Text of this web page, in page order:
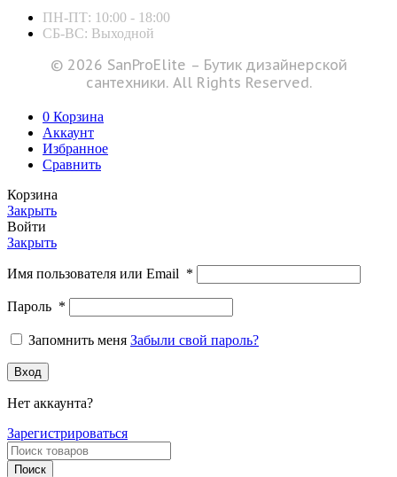
ПН-ПТ: 10:00 - 18:00
СБ-ВС: Выходной
© 2026 SanProElite – Бутик дизайнерской
сантехники. All Rights Reserved.
0 Корзина
Аккаунт
Избранное
Сравнить
Корзина
Закрыть
Войти
Закрыть
Имя пользователя или Email *
Пароль *
Запомнить меня Забыли свой пароль?
Вход
Нет аккаунта?
Зарегистрироваться
Поиск